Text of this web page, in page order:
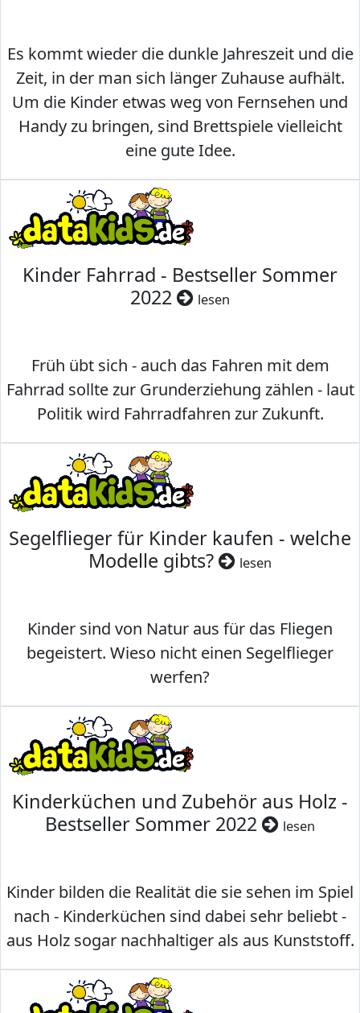
Es kommt wieder die dunkle Jahreszeit und die
Zeit, in der man sich länger Zuhause aufhält.
Um die Kinder etwas weg von Fernsehen und
Handy zu bringen, sind Brettspiele vielleicht
eine gute Idee.
Kinder Fahrrad - Bestseller Sommer
2022
lesen
Früh übt sich - auch das Fahren mit dem
Fahrrad sollte zur Grunderziehung zählen - laut
Politik wird Fahrradfahren zur Zukunft.
Segelflieger für Kinder kaufen - welche
Modelle gibts?
lesen
Kinder sind von Natur aus für das Fliegen
begeistert. Wieso nicht einen Segelflieger
werfen?
Kinderküchen und Zubehör aus Holz -
Bestseller Sommer 2022
lesen
Kinder bilden die Realität die sie sehen im Spiel
nach - Kinderküchen sind dabei sehr beliebt -
aus Holz sogar nachhaltiger als aus Kunststoff.